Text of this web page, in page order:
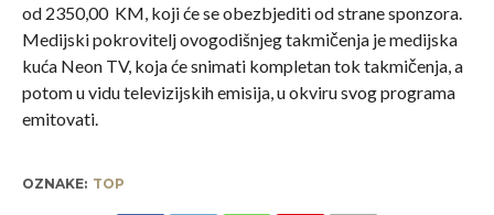
od 2350,00 KM, koji će se obezbjediti od strane sponzora.
Medijski pokrovitelj ovogodišnjeg takmičenja je medijska
kuća Neon TV, koja će snimati kompletan tok takmičenja, a
potom u vidu televizijskih emisija, u okviru svog programa
emitovati.
OZNAKE: TOP